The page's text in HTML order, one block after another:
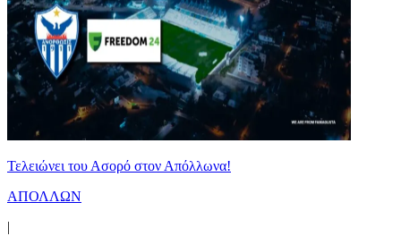
Τελειώνει του Ασορό στον Απόλλωνα!
ΑΠΟΛΛΩΝ
|